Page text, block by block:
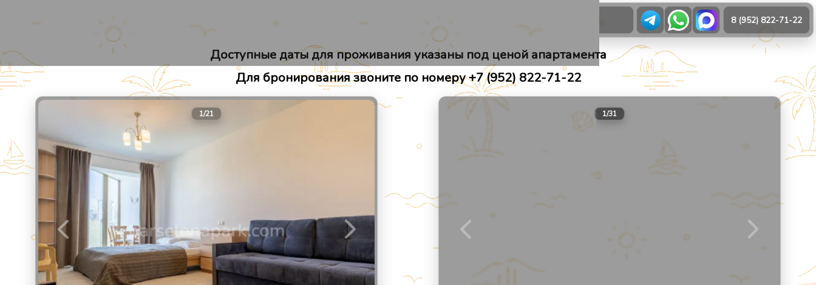
8 (952) 822-71-22
Доступные даты для проживания указаны под ценой апартамента
Для бронирования звоните по номеру +7 (952) 822-71-22
1/21 1/31